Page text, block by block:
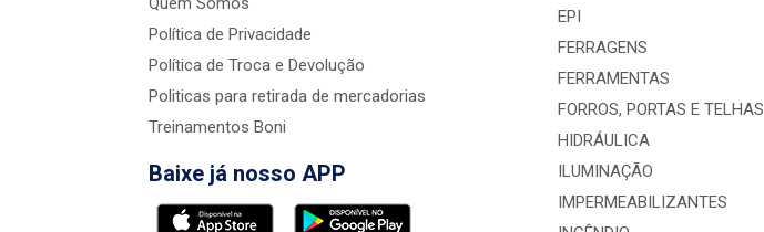
Política de Privacidade
Política de Troca e Devolução
Politicas para retirada de mercadorias
Treinamentos Boni
Baixe já nosso APP
EPI
FERRAGENS
FERRAMENTAS
FORROS, PORTAS E TELHAS
HIDRÁULICA
ILUMINAÇÃO
IMPERMEABILIZANTES